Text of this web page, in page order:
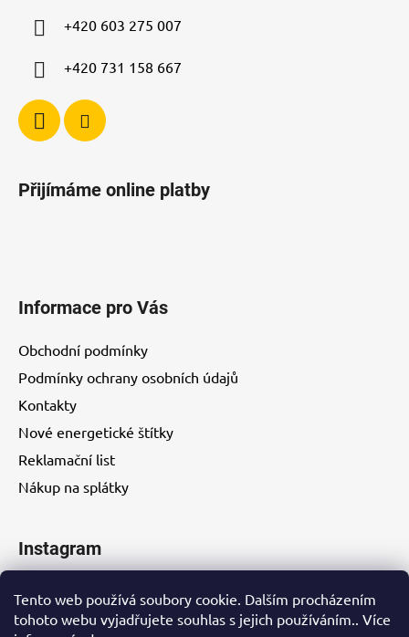
Tento web používá soubory cookie. Dalším procházením
tohoto webu vyjadřujete souhlas s jejich používáním.. Více
+420 603 275 007
+420 731 158 667
Přijímáme online platby
Informace pro Vás
Obchodní podmínky
Podmínky ochrany osobních údajů
Kontakty
Nové energetické štítky
Reklamační list
Nákup na splátky
Instagram